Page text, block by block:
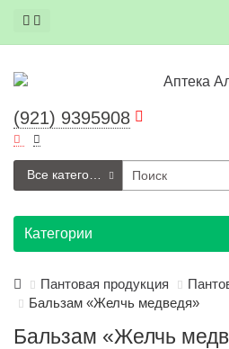
(921) 9395908
Все категории
Категории
Пантовая продукция
Бальзам «Желчь медведя»
Бальзам «Желчь